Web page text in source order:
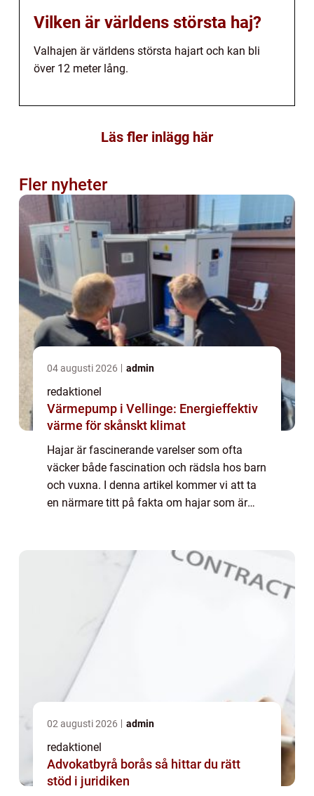
Vilken är världens största haj?
Valhajen är världens största hajart och kan bli
över 12 meter lång.
Läs fler inlägg här
Fler nyheter
04 augusti 2026 admin
redaktionel
Värmepump i Vellinge: Energieffektiv
värme för skånskt klimat
Hajar är fascinerande varelser som ofta
väcker både fascination och rädsla hos barn
och vuxna. I denna artikel kommer vi att ta
en närmare titt på fakta om hajar som är
02 augusti 2026 admin
redaktionel
Advokatbyrå borås så hittar du rätt
stöd i juridiken